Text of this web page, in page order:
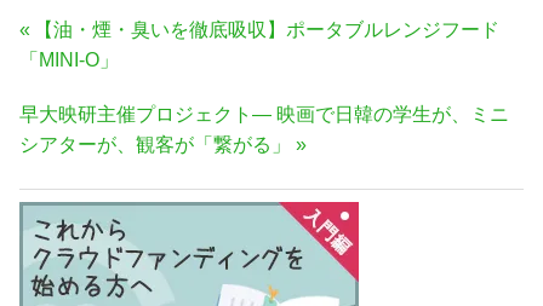
投
稿
ビ
ゲ
ー
シ
ョ
ン
前
の
事:
【油・煙・臭いを徹底吸収】ポータブルレンジフード
「MINI-O」
次
の
事:
早大映研主催プロジェクト— 映画で日韓の学生が、ミニ
シアターが、観客が「繋がる」